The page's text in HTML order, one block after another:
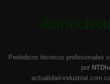
Periódicos técnicos profesionales
por
actualidad-industrial.com